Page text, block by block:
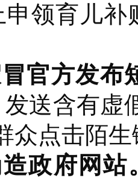
申领育儿
官方发布
送含有虚
众点击陌
政府网站